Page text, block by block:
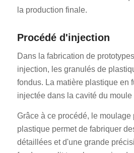
la production finale.
Procédé d'injection
Dans la fabrication de
injection, les granulés de
fondus. La matière plastique en
injectée dans la cavité du
Grâce à ce procédé, le moulage
plastique permet de fabriquer
détaillées et d'une grande